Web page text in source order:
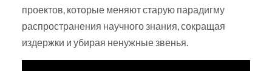
проектов, которые меняют старую парадигму
распространения научного знания, сокращая
издержки и убирая ненужные звенья.